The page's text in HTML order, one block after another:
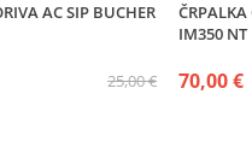
AC SIP BUCHER
25,00 €
IM350 NT
70,00 €